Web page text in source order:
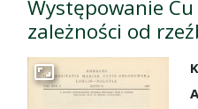
Występowanie
zależności od
Przejdź do zbioru